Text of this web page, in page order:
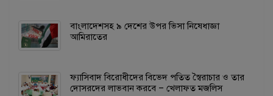
বাংলাদেশসহ ৯ দেশের উপর ভিসা নিষেধাজ্ঞা
আমিরাতের
ফ্যাসিবাদ বিরোধীদের বিভেদ পতিত স্বৈরাচার ও তার
দোসরদের লাভবান করবে – খেলাফত মজলিস